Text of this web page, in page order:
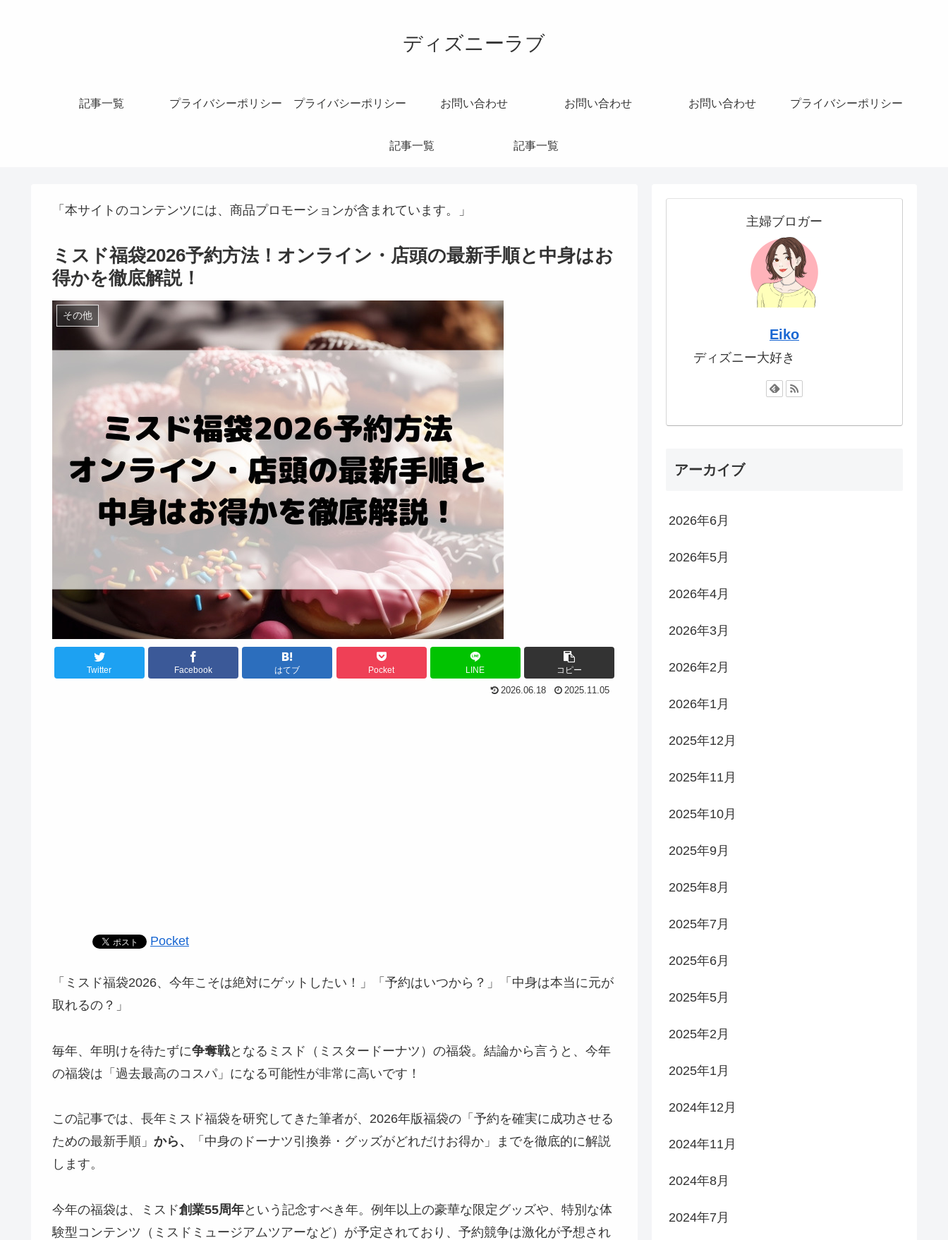
ディズニーラブ
記事一覧 プライバシーポリシー プライバシーポリシー お問い合わせ お問い合わせ お問い合わせ プライバシーポリシー
記事一覧 記事一覧
「本サイトのコンテンツには、商品プロモーションが含まれています。」
ミスド福袋2026予約方法！オンライン・店頭の最新手順と中身はお
得かを徹底解説！
その他
Twitter Facebook はてブ Pocket LINE コピー
2026.06.18 2025.11.05
Pocket
「ミスド福袋2026、今年こそは絶対にゲットしたい！」「予約はいつから？」「中身は本当に元が
取れるの？」
毎年、年明けを待たずに争奪戦となるミスド（ミスタードーナツ）の福袋。結論から言うと、今年
の福袋は「過去最高のコスパ」になる可能性が非常に高いです！
この記事では、長年ミスド福袋を研究してきた筆者が、2026年版福袋の「予約を確実に成功させる
ための最新手順」 から、
「中身のドーナツ引換券・グッズがどれだけお得か」までを徹底的に解説
します。
今年の福袋は、ミスド創業55周年という記念すべき年。例年以上の豪華な限定グッズや、特別な体
験型コンテンツ（ミスドミュージアムツアーなど）が予定されており、予約競争は激化が予想され
主婦ブロガー
Eiko
ディズニー大好き
アーカイブ
2026年6月
2026年5月
2026年4月
2026年3月
2026年2月
2026年1月
2025年12月
2025年11月
2025年10月
2025年9月
2025年8月
2025年7月
2025年6月
2025年5月
2025年2月
2025年1月
2024年12月
2024年11月
2024年8月
2024年7月